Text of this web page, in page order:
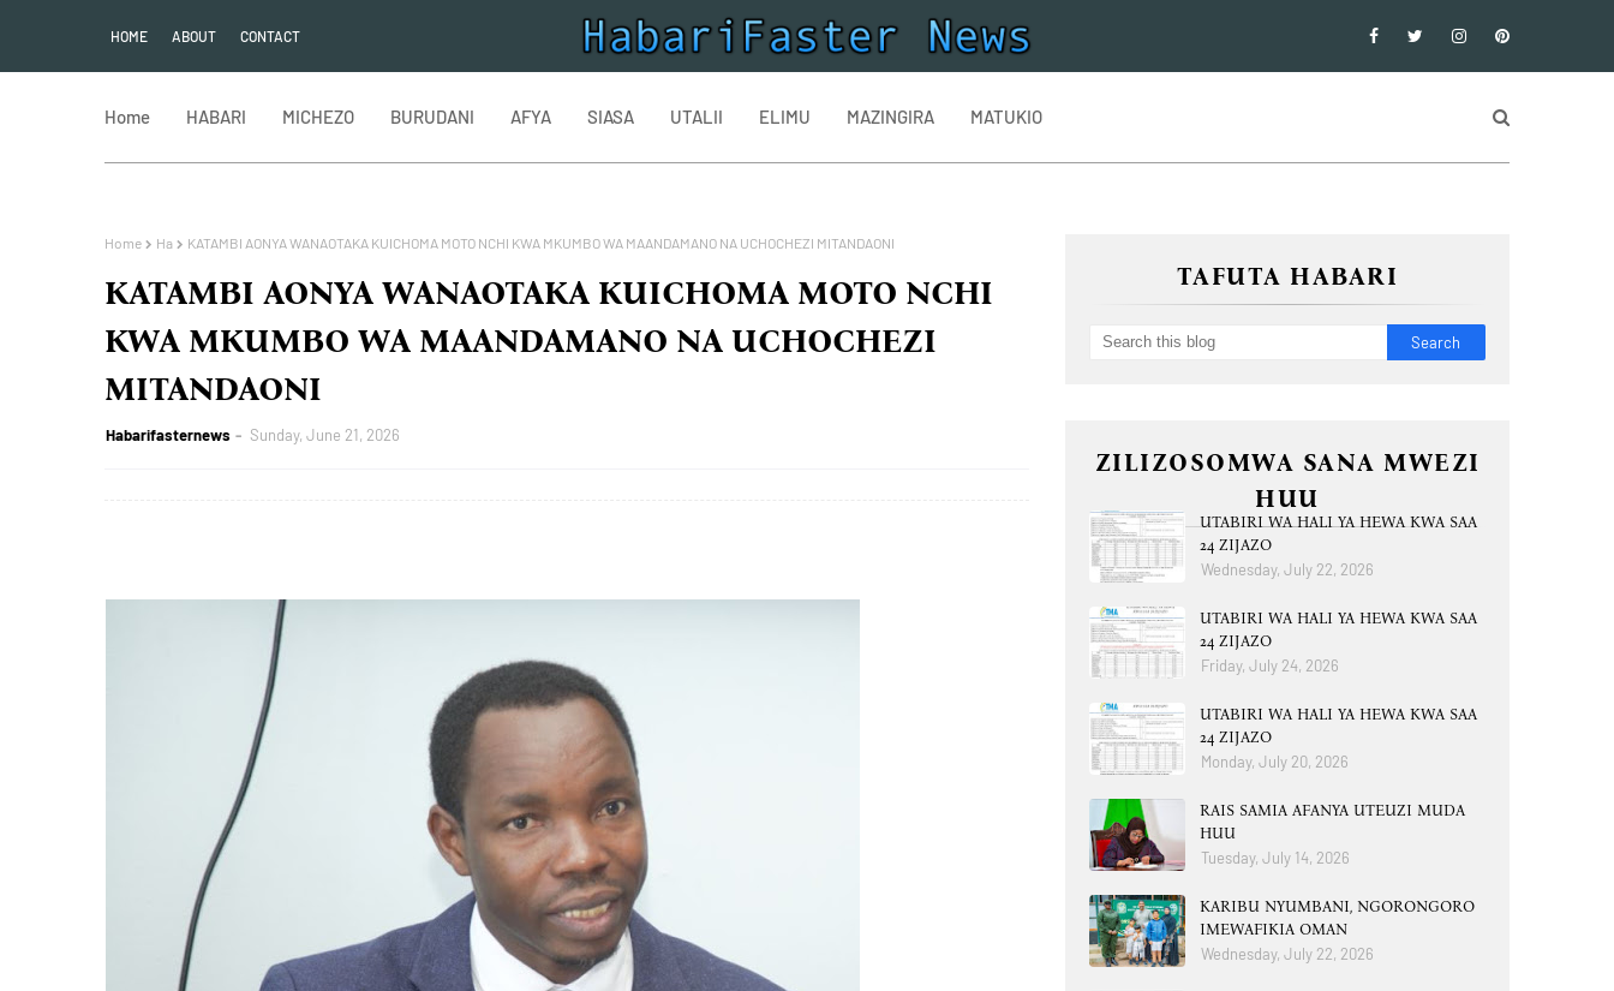
HOME ABOUT CONTACT
Home HABARI MICHEZO BURUDANI AFYA SIASA UTALII ELIMU MAZINGIRA MATUKIO
Home Ha KATAMBI AONYA WANAOTAKA KUICHOMA MOTO NCHI KWA MKUMBO WA MAANDAMANO NA UCHOCHEZI MITANDAONI
KATAMBI AONYA WANAOTAKA KUICHOMA MOTO NCHI
KWA MKUMBO WA MAANDAMANO NA UCHOCHEZI
MITANDAONI
Habarifasternews Sunday, June 21, 2026
TAFUTA HABARI
ZILIZOSOMWA SANA MWEZI
HUU
UTABIRI WA HALI YA HEWA KWA SAA
24 ZIJAZO
Wednesday, July 22, 2026
UTABIRI WA HALI YA HEWA KWA SAA
24 ZIJAZO
Friday, July 24, 2026
UTABIRI WA HALI YA HEWA KWA SAA
24 ZIJAZO
Monday, July 20, 2026
RAIS SAMIA AFANYA UTEUZI MUDA
HUU
Tuesday, July 14, 2026
KARIBU NYUMBANI, NGORONGORO
IMEWAFIKIA OMAN
Wednesday, July 22, 2026